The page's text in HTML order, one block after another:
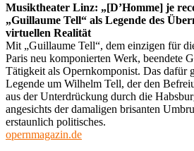
Musiktheater Linz: „[D’Homme] je
„Guillaume Tell“ als Legende des
virtuellen Realität
Mit „Guillaume Tell“, dem einzigen für
Paris neu komponierten Werk, beendete
Tätigkeit als Opernkomponist. Das dafür
Legende um Wilhelm Tell, der den
aus der Unterdrückung durch die
angesichts der damaligen brisanten
erstaunlich politisches.
opernmagazin.de